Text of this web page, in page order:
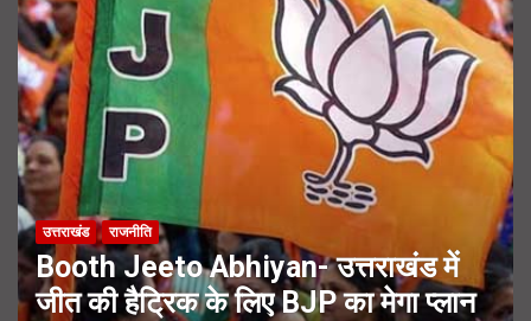
उत्तराखंड राजनीति
Booth Jeeto Abhiyan- उत्तराखंड में
जीत की हैट्रिक के लिए BJP का मेगा प्लान